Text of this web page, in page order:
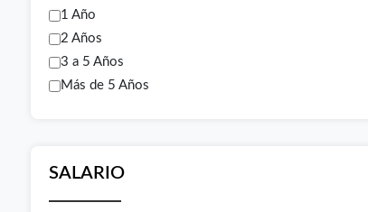
1 Año
2 Años
3 a 5 Años
Más de 5 Años
SALARIO